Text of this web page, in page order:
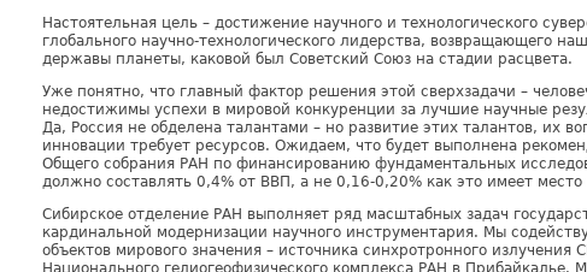
Настоятельная цель – достижение научного и технологического
глобального научно-технологического лидерства, возвращающего
державы планеты, каковой был Советский Союз на стадии расцвета.
Уже понятно, что главный фактор решения этой сверхзадачи –
недостижимы успехи в мировой конкуренции за лучшие научные
Да, Россия не обделена талантами – но развитие этих талантов, их
инновации требует ресурсов. Ожидаем, что будет выполнена
Общего собрания РАН по финансированию фундаментальных
должно составлять 0,4% от ВВП, а не 0,16-0,20% как это имеет
Сибирское отделение РАН выполняет ряд масштабных задач
кардинальной модернизации научного инструментария. Мы
объектов мирового значения – источника синхротронного излучения
Национального гелиогеофизического комплекса РАН в